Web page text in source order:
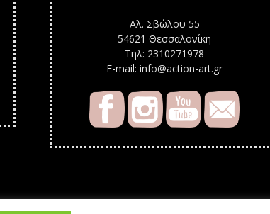
Αλ. Σβώλου 55
54621 Θεσσαλονίκη
Τηλ: 2310271978
E-mail: info@action-art.gr